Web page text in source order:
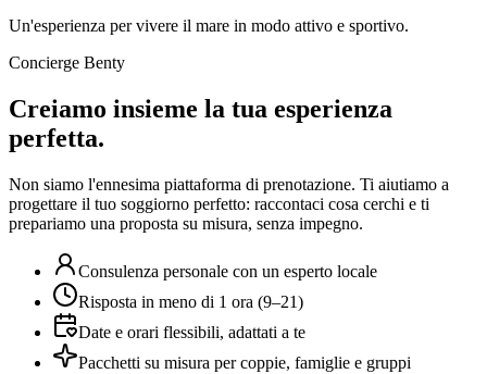
Un'esperienza per vivere il mare in modo attivo e sportivo.
Concierge Benty
Creiamo insieme la tua esperienza
perfetta.
Non siamo l'ennesima piattaforma di prenotazione. Ti aiutiamo a
progettare il tuo soggiorno perfetto: raccontaci cosa cerchi e ti
prepariamo una proposta su misura, senza impegno.
Consulenza personale con un esperto locale
Risposta in meno di 1 ora (9–21)
Date e orari flessibili, adattati a te
Pacchetti su misura per coppie, famiglie e gruppi